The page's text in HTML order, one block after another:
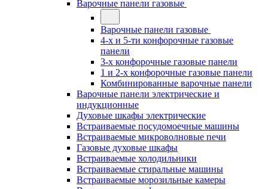
Варочные панели газовые
Варочные панели газовые
4-х и 5-ти конфорочные газовые
панели
3-х конфорочные газовые панели
1 и 2-х конфорочные газовые панели
Комбинированные варочные панели
Варочные панели электрические и
индукционные
Духовые шкафы электрические
Встраиваемые посудомоечные машины
Встраиваемые микроволновые печи
Газовые духовые шкафы
Встраиваемые холодильники
Встраиваемые стиральные машины
Встраиваемые морозильные камеры